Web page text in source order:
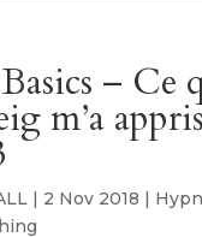
– Ce
m’a
| 2 Nov 2018 |